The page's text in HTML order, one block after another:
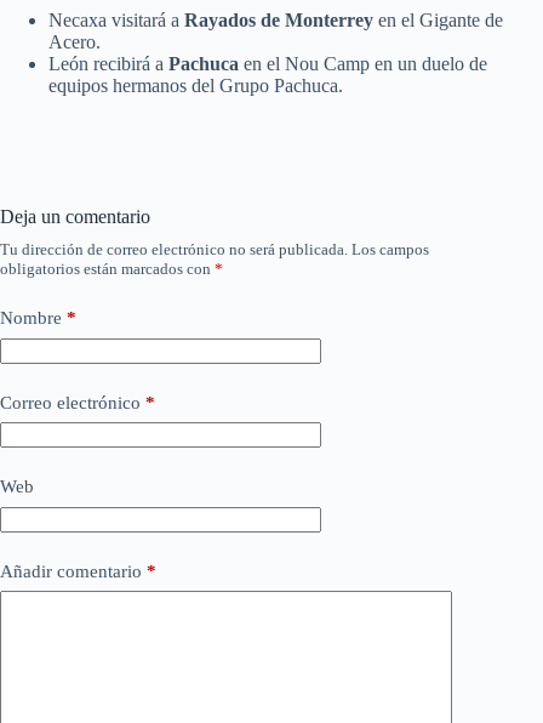
Necaxa visitará a Rayados de Monterrey en el Gigante de
Acero.
León recibirá a Pachuca en el Nou Camp en un duelo de
equipos hermanos del Grupo Pachuca.
Deja un comentario
Tu dirección de correo electrónico no será publicada. Los campos
obligatorios están marcados con *
Nombre *
Correo electrónico *
Web
Añadir comentario *